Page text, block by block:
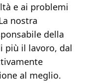
e ai problemi
nostra
della
più il lavoro, dal
al meglio.